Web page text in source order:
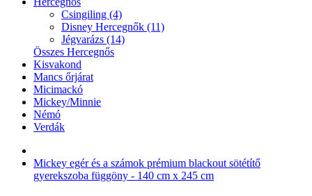
Csingiling (4)
Disney Hercegnők (11)
Jégvarázs (14)
Összes Hercegnős
Kisvakond
Mancs őrjárat
Micimackó
Mickey/Minnie
Némó
Verdák
Mickey egér és a számok prémium blackout sötétítő
gyerekszoba függöny - 140 cm x 245 cm